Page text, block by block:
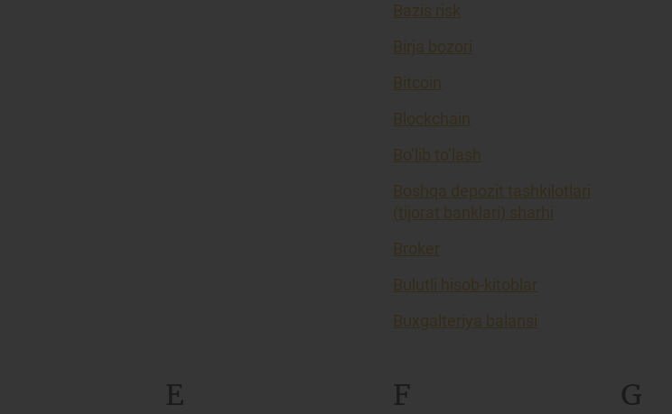
Bazis risk
Birja bozori
Bitcoin
Blockchain
Bo’lib to’lash
Boshqa depozit tashkilotlari
(tijorat banklari) sharhi
Broker
Bulutli hisob-kitoblar
Buxgalteriya balansi
E F G